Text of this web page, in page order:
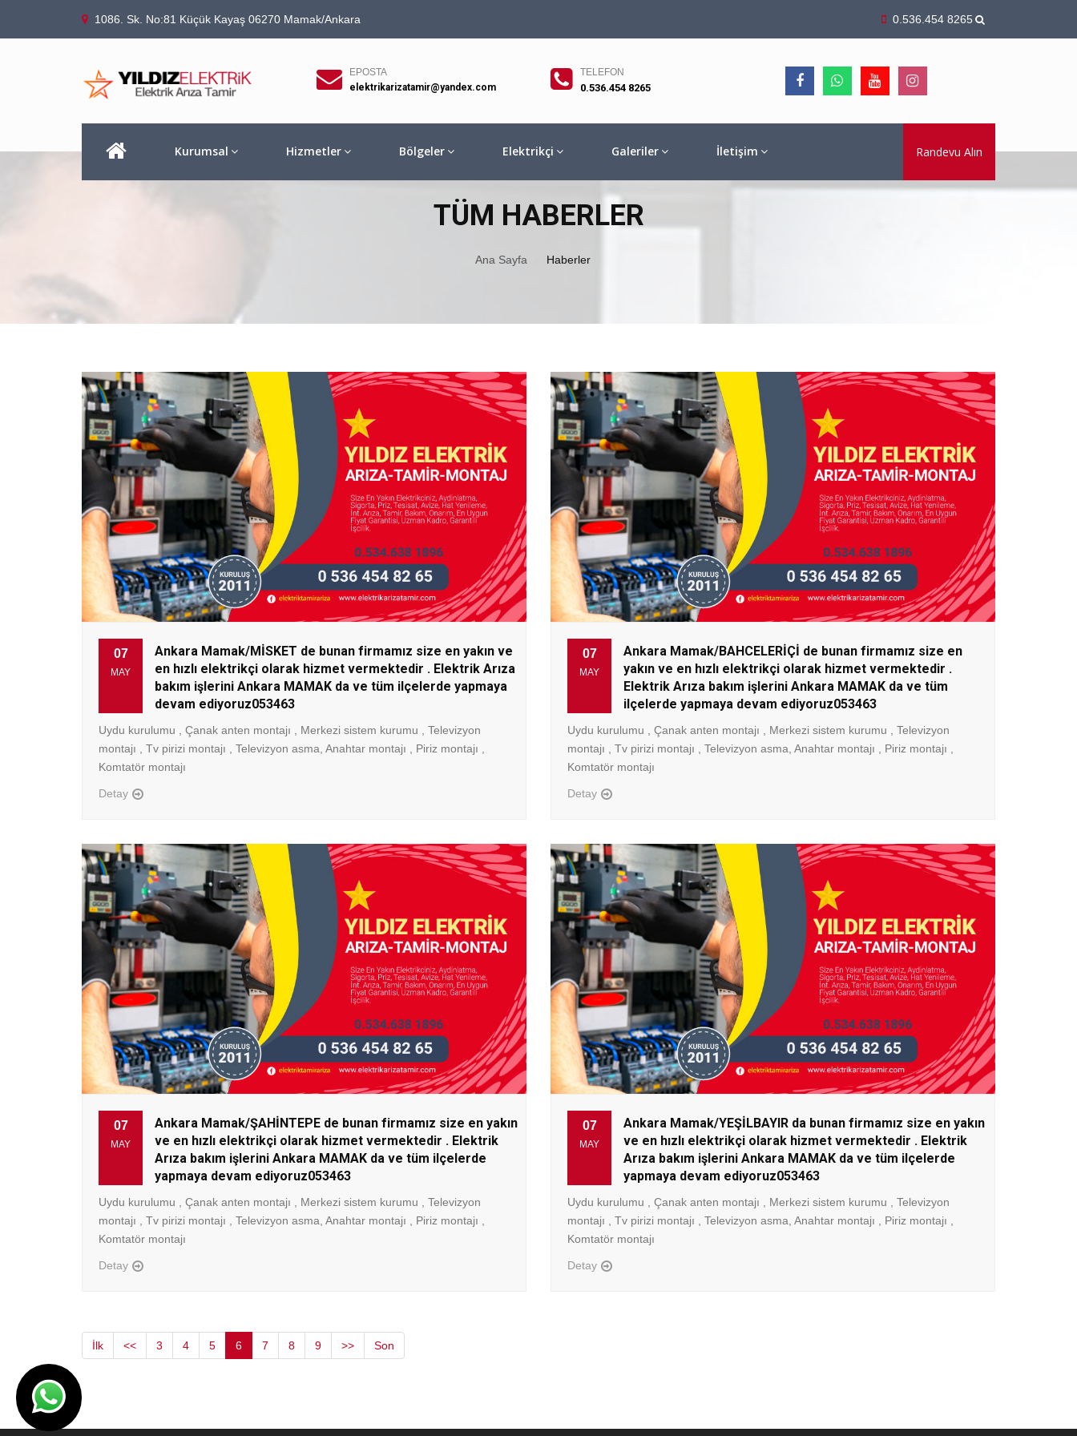
1086. Sk. No:81 Küçük Kayaş 06270 Mamak/Ankara 0.536.454 8265
EPOSTA
elektrikarizatamir@yandex.com
TELEFON
0.536.454 8265
Kurumsal Hizmetler Bölgeler Elektrikçi Galeriler İletişim Randevu Alın
TÜM HABERLER
Ana Sayfa Haberler
07
MAY
Ankara Mamak/MİSKET de bunan firmamız size en yakın ve
en hızlı elektrikçi olarak hizmet vermektedir . Elektrik Arıza
bakım işlerini Ankara MAMAK da ve tüm ilçelerde yapmaya
devam ediyoruz053463
Uydu kurulumu , Çanak anten montajı , Merkezi sistem kurumu , Televizyon
montajı , Tv pirizi montajı , Televizyon asma, Anahtar montajı , Piriz montajı ,
Komtatör montajı
Detay
07
MAY
Ankara Mamak/BAHCELERİÇİ de bunan firmamız size en
yakın ve en hızlı elektrikçi olarak hizmet vermektedir .
Elektrik Arıza bakım işlerini Ankara MAMAK da ve tüm
ilçelerde yapmaya devam ediyoruz053463
Uydu kurulumu , Çanak anten montajı , Merkezi sistem kurumu , Televizyon
montajı , Tv pirizi montajı , Televizyon asma, Anahtar montajı , Piriz montajı ,
Komtatör montajı
Detay
07
MAY
Ankara Mamak/ŞAHİNTEPE de bunan firmamız size en yakın
ve en hızlı elektrikçi olarak hizmet vermektedir . Elektrik
Arıza bakım işlerini Ankara MAMAK da ve tüm ilçelerde
yapmaya devam ediyoruz053463
Uydu kurulumu , Çanak anten montajı , Merkezi sistem kurumu , Televizyon
montajı , Tv pirizi montajı , Televizyon asma, Anahtar montajı , Piriz montajı ,
Komtatör montajı
Detay
07
MAY
Ankara Mamak/YEŞİLBAYIR da bunan firmamız size en yakın
ve en hızlı elektrikçi olarak hizmet vermektedir . Elektrik
Arıza bakım işlerini Ankara MAMAK da ve tüm ilçelerde
yapmaya devam ediyoruz053463
Uydu kurulumu , Çanak anten montajı , Merkezi sistem kurumu , Televizyon
montajı , Tv pirizi montajı , Televizyon asma, Anahtar montajı , Piriz montajı ,
Komtatör montajı
Detay
İlk << 3 4 5 6 7 8 9 >> Son